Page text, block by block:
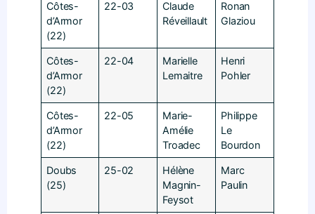
Côtes-
d’Armor
(22)
22-03
Claude
Réveillault
Ronan
Glaziou
Côtes-
d’Armor
(22)
22-04
Marielle
Lemaitre
Henri
Pohler
Côtes-
d’Armor
(22)
22-05
Marie-
Amélie
Troadec
Philippe
Le
Bourdon
Doubs
(25)
25-02
Hélène
Magnin-
Feysot
Marc
Paulin